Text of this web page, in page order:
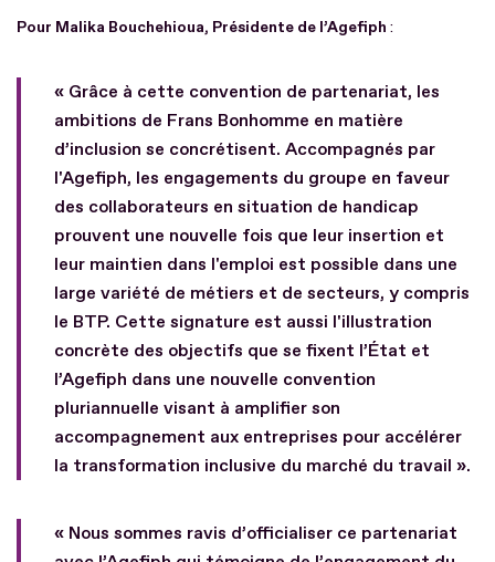
Pour Malika Bouchehioua, Présidente de l’Agefiph :
« Grâce à cette convention de partenariat, les
ambitions de Frans Bonhomme en matière
d’inclusion se concrétisent. Accompagnés par
l'Agefiph, les engagements du groupe en faveur
des collaborateurs en situation de handicap
prouvent une nouvelle fois que leur insertion et
leur maintien dans l'emploi est possible dans une
large variété de métiers et de secteurs, y compris
le BTP. Cette signature est aussi l'illustration
concrète des objectifs que se fixent l’État et
l’Agefiph dans une nouvelle convention
pluriannuelle visant à amplifier son
accompagnement aux entreprises pour accélérer
la transformation inclusive du marché du travail ».
« Nous sommes ravis d’officialiser ce partenariat